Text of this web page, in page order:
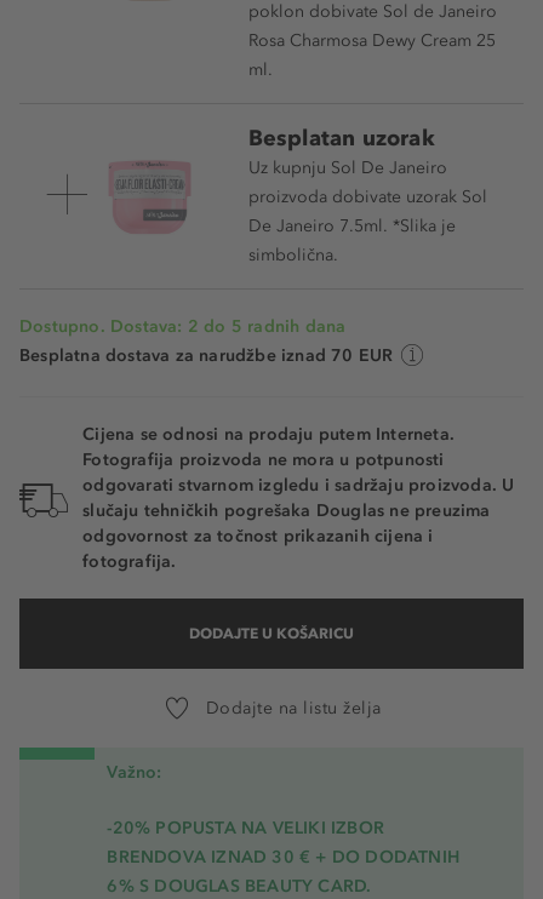
poklon dobivate Sol de Janeiro
Rosa Charmosa Dewy Cream 25
ml.
Besplatan uzorak
Uz kupnju Sol De Janeiro
proizvoda dobivate uzorak Sol
De Janeiro 7.5ml. *Slika je
simbolična.
Dostupno. Dostava: 2 do 5 radnih dana
Besplatna dostava za narudžbe iznad 70 EUR
Cijena se odnosi na prodaju putem Interneta.
Fotografija proizvoda ne mora u potpunosti
odgovarati stvarnom izgledu i sadržaju proizvoda. U
slučaju tehničkih pogrešaka Douglas ne preuzima
odgovornost za točnost prikazanih cijena i
fotografija.
DODAJTE U KOŠARICU
Dodajte na listu želja
Važno:
-20% POPUSTA NA VELIKI IZBOR
BRENDOVA IZNAD 30 € + DO DODATNIH
6% S DOUGLAS BEAUTY CARD.